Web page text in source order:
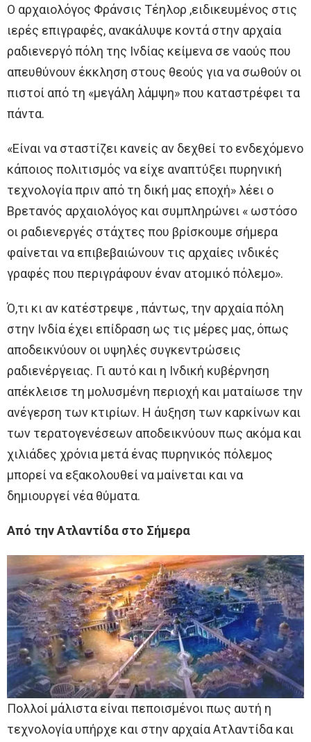
Ο αρχαιολόγος Φράνσις Τέηλορ ,ειδικευμένος στις
ιερές επιγραφές, ανακάλυψε κοντά στην αρχαία
ραδιενεργό πόλη της Ινδίας κείμενα σε ναούς που
απευθύνουν έκκληση στους θεούς για να σωθούν οι
πιστοί από τη «μεγάλη λάμψη» που καταστρέφει τα
πάντα.
«Είναι να σταστίζει κανείς αν δεχθεί το ενδεχόμενο
κάποιος πολιτισμός να είχε αναπτύξει πυρηνική
τεχνολογία πριν από τη δική μας εποχή» λέει ο
Βρετανός αρχαιολόγος και συμπληρώνει « ωστόσο
οι ραδιενεργές στάχτες που βρίσκουμε σήμερα
φαίνεται να επιβεβαιώνουν τις αρχαίες ινδικές
γραφές που περιγράφουν έναν ατομικό πόλεμο».
Ό,τι κι αν κατέστρεψε , πάντως, την αρχαία πόλη
στην Ινδία έχει επίδραση ως τις μέρες μας, όπως
αποδεικνύουν οι υψηλές συγκεντρώσεις
ραδιενέργειας. Γι αυτό και η Ινδική κυβέρνηση
απέκλεισε τη μολυσμένη περιοχή και ματαίωσε την
ανέγερση των κτιρίων. Η άυξηση των καρκίνων και
των τερατογενέσεων αποδεικνύουν πως ακόμα και
χιλιάδες χρόνια μετά ένας πυρηνικός πόλεμος
μπορεί να εξακολουθεί να μαίνεται και να
δημιουργεί νέα θύματα.
Από την Ατλαντίδα στο Σήμερα
Πολλοί μάλιστα είναι πεποισμένοι πως αυτή η
τεχνολογία υπήρχε και στην αρχαία Ατλαντίδα και